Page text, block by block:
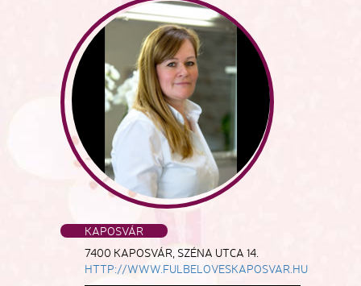
KAPOSVÁR
7400 KAPOSVÁR, SZÉNA UTCA 14.
HTTP://WWW.FULBELOVESKAPOSVAR.HU